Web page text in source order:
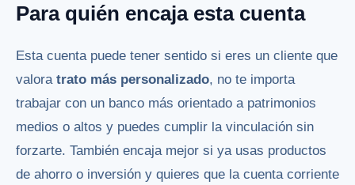
Para quién encaja esta cuenta
Esta cuenta puede tener sentido si eres un cliente que
valora trato más personalizado, no te importa
trabajar con un banco más orientado a patrimonios
medios o altos y puedes cumplir la vinculación sin
forzarte. También encaja mejor si ya usas productos
de ahorro o inversión y quieres que la cuenta corriente